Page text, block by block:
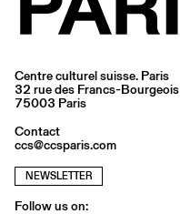
Centre culturel suisse. Paris
32 rue des Francs-Bourgeois
75003 Paris
Contact
ccs@ccsparis.com
NEWSLETTER
Follow us on: